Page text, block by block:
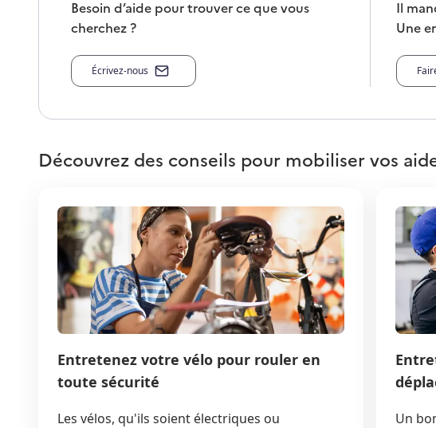
Besoin d’aide pour trouver ce que vous
cherchez ?
Écrivez-nous
Il
Une
Découvrez des conseils pour mobiliser vos
Entretenez votre vélo pour rouler en
toute sécurité
Les vélos, qu'ils soient électriques ou
Un